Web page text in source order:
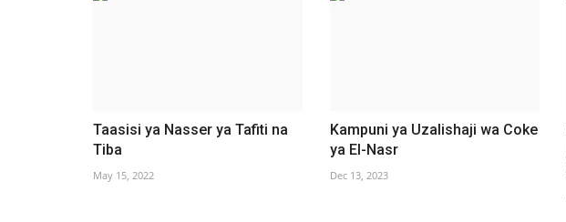
Taasisi ya Nasser ya Tafiti na
Tiba
May 15, 2022
Kampuni ya Uzalishaji wa Coke
ya El-Nasr
Dec 13, 2023